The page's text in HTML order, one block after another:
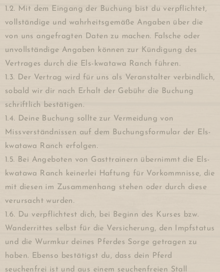
1.2. Mit dem Eingang der Buchung bist du verpflichtet,
vollständige und wahrheitsgemäße Angaben über die
von uns angefragten Daten zu machen. Falsche oder
unvollständige Angaben können zur Kündigung des
Vertrages durch die Els-kwatawa Ranch führen.
1.3. Der Vertrag wird für uns als Veranstalter verbindlich,
sobald wir dir nach Erhalt der Gebühr die Buchung
schriftlich bestätigen.
1.4. Deine Buchung sollte zur Vermeidung von
Missverständnissen auf dem Buchungsformular der Els-
kwatawa Ranch erfolgen.
1.5. Bei Angeboten von Gasttrainern übernimmt die Els-
kwatawa Ranch keinerlei Haftung für Vorkommnisse, die
mit diesen im Zusammenhang stehen oder durch diese
verursacht wurden.
1.6. Du verpflichtest dich, bei Beginn des Kurses bzw.
Wanderrittes selbst für die Versicherung, den Impfstatus
und die Wurmkur deines Pferdes Sorge getragen zu
haben. Ebenso bestätigst du, dass dein Pferd
seuchenfrei ist und aus einem seuchenfreien Stall